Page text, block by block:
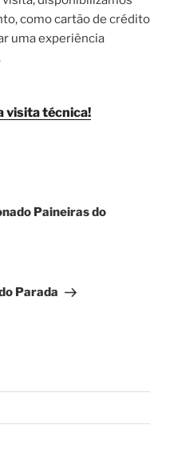
como cartão de crédito
uma experiência
visita técnica!
Paineiras do
Parada